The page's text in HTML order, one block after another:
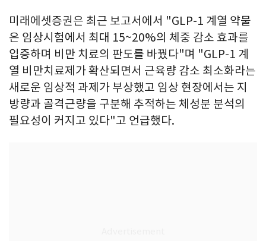
미래에셋증권은 최근 보고서에서 "GLP-1 계열 약물
은 임상시험에서 최대 15~20%의 체중 감소 효과를
입증하며 비만 치료의 판도를 바꿨다"며 "GLP-1 계
열 비만치료제가 확산되면서 근육량 감소 최소화라는
새로운 임상적 과제가 부상했고 임상 현장에서는 지
방량과 골격근량을 구분해 추적하는 체성분 분석의
필요성이 커지고 있다"고 언급했다.